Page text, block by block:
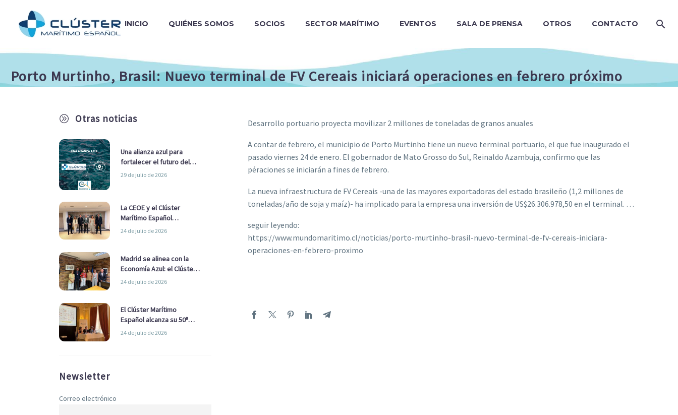
INICIO QUIÉNES SOMOS SOCIOS SECTOR MARÍTIMO EVENTOS SALA DE PRENSA OTROS CONTACTO
Porto Murtinho, Brasil: Nuevo terminal de FV Cereais iniciará operaciones en febrero próximo
A Otras noticias
Una alianza azul para
fortalecer el futuro del
sector marítimo
29 de julio de 2026
La CEOE y el Clúster
Marítimo Español
refuerzan su alianza para
24 de julio de 2026
Madrid se alinea con la
Economía Azul: el Clúster
Marítimo Español y la Real
Ayuntamiento
24 de julio de 2026
El Clúster Marítimo
Español alcanza su 50ª
Asamblea reafirmando su
24 de julio de 2026
Newsletter
Correo electrónico
Desarrollo portuario proyecta movilizar 2 millones de toneladas de granos anuales
A contar de febrero, el municipio de Porto Murtinho tiene un nuevo terminal portuario, el que fue inaugurado el
pasado viernes 24 de enero. El gobernador de Mato Grosso do Sul, Reinaldo Azambuja, confirmo que las
péraciones se iniciarán a fines de febrero.
La nueva infraestructura de FV Cereais -una de las mayores exportadoras del estado brasileño (1,2 millones de
toneladas/año de soja y maíz)- ha implicado para la empresa una inversión de US$26.306.978,50 en el terminal. …
seguir leyendo:
https://www.mundomaritimo.cl/noticias/porto-murtinho-brasil-nuevo-terminal-de-fv-cereais-iniciara-
operaciones-en-febrero-proximo